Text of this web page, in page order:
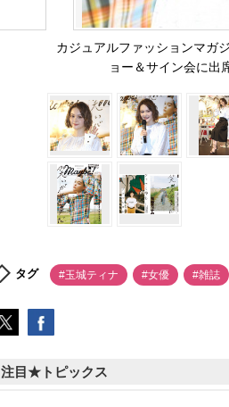
カジュアルファッションマガ
ョー＆サイン会に出
タグ #玉城ティナ #女優 #雑誌
注目★トピックス